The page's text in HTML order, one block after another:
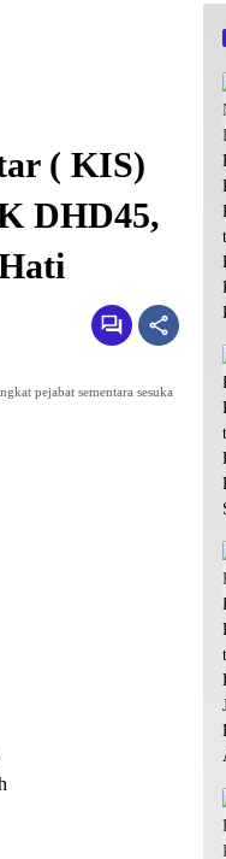
( KIS)
DHD45,
pejabat sementara sesuka